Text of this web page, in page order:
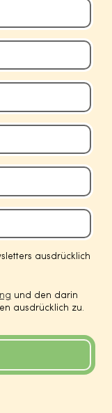
ausdrücklich
und den darin
ausdrücklich zu.